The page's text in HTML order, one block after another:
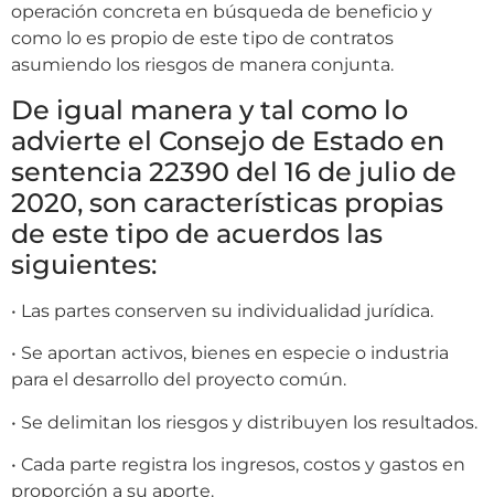
operación concreta en búsqueda de beneficio y
como lo es propio de este tipo de contratos
asumiendo los riesgos de manera conjunta.
De igual manera y tal como lo
advierte el Consejo de Estado en
sentencia 22390 del 16 de julio de
2020, son características propias
de este tipo de acuerdos las
siguientes:
• Las partes conserven su individualidad jurídica.
• Se aportan activos, bienes en especie o industria
para el desarrollo del proyecto común.
• Se delimitan los riesgos y distribuyen los resultados.
• Cada parte registra los ingresos, costos y gastos en
proporción a su aporte.